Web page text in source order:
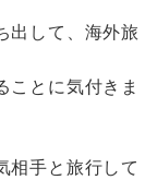
出して、海外旅
ことに気付きま
相手と旅行して